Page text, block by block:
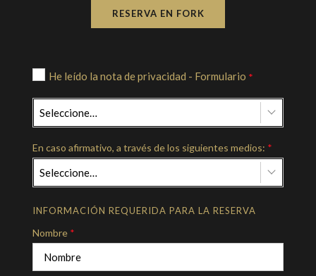
RESERVA EN FORK
He leído la nota de privacidad - Formulario *
Seleccione…
En caso afirmativo, a través de los siguientes medios: *
Seleccione…
INFORMACIÓN REQUERIDA PARA LA RESERVA
Nombre *